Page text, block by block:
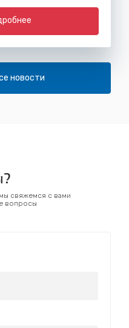
новости
свяжемся с вами
вопросы